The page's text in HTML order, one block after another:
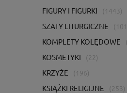
FIGURY I FIGURKI (1443)
SZATY LITURGICZNE
KOMPLETY KOLĘDOWE
KOSMETYKI (22)
KRZYŻE (196)
KSIĄŻKI RELIGIJNE (253)